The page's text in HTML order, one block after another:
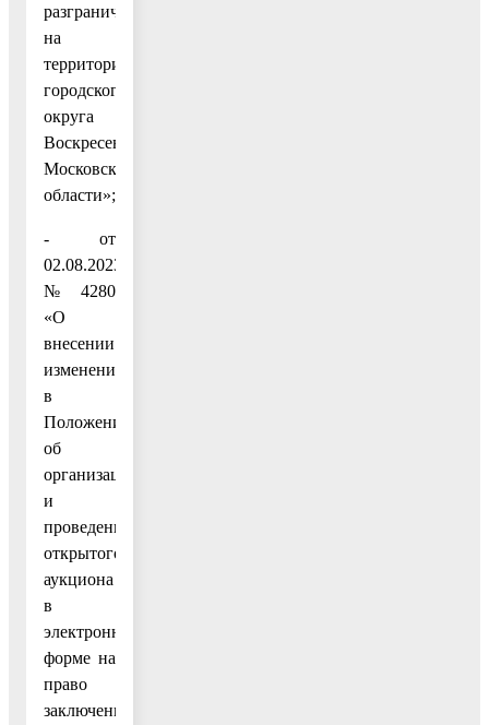
разграничена,
на
территории
городского
округа
Воскресенск
Московской
области»;
- от
02.08.2023
№ 4280
«О
внесении
изменений
в
Положение
об
организации
и
проведении
открытого
аукциона
в
электронной
форме на
право
заключения